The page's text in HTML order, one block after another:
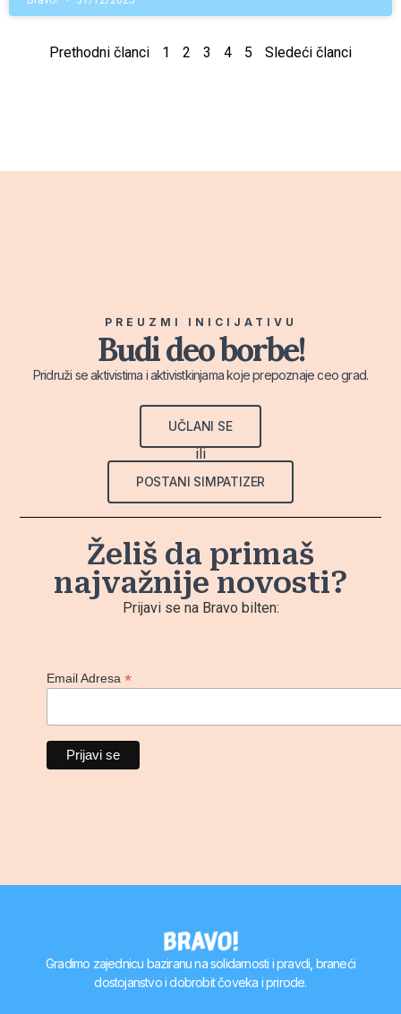
Prethodni članci 1 2 3 4 5 Sledeći članci
PREUZMI INICIJATIVU
Budi deo borbe!
Pridruži se aktivistima i aktivistkinjama koje prepoznaje ceo grad.
UČLANI SE
ili
POSTANI SIMPATIZER
Želiš da primaš
najvažnije novosti?
Prijavi se na Bravo bilten:
Email Adresa*
Gradimo zajednicu baziranu na solidarnosti i pravdi, braneći
dostojanstvo i dobrobit čoveka i prirode.